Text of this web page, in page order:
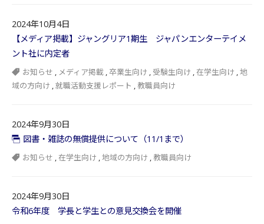
2024年10月4日
【メディア掲載】ジャングリア1期生 ジャパンエンターテイメ
ント社に内定者
お知らせ , メディア掲載 ,卒業生向け , 受験生向け ,在学生向け ,地
域の方向け ,就職活動支援レポート , 教職員向け
2024年9月30日
図書・雑誌の無償提供について（11/1まで）
お知らせ ,在学生向け ,地域の方向け , 教職員向け
2024年9月30日
令和6年度 学長と学生との意見交換会を開催